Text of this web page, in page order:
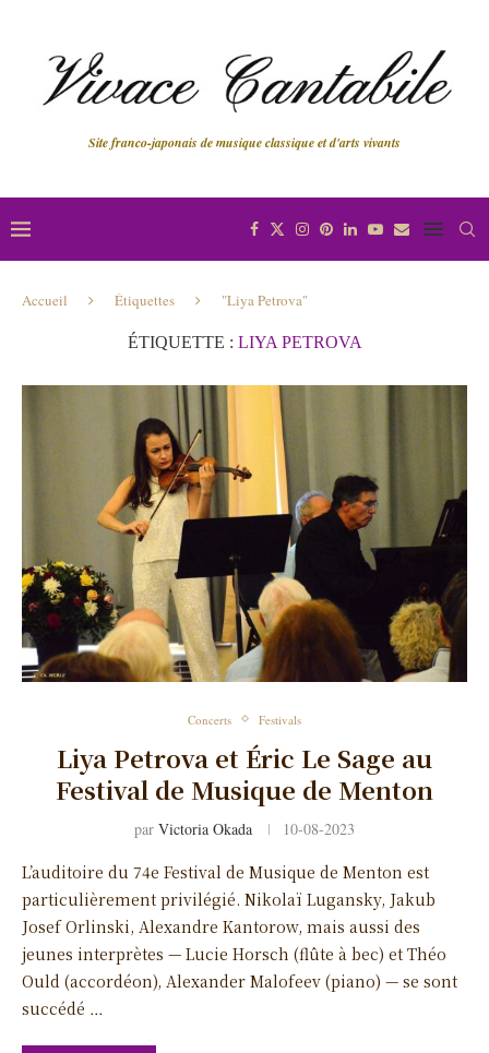
Site franco-japonais de musique classique et d'arts vivants
Accueil Étiquettes "Liya Petrova"
ÉTIQUETTE : LIYA PETROVA
Concerts Festivals
Liya Petrova et Éric Le Sage au
Festival de Musique de Menton
par Victoria Okada 10-08-2023
L’auditoire du 74e Festival de Musique de Menton est
particulièrement privilégié. Nikolaï Lugansky, Jakub
Josef Orlinski, Alexandre Kantorow, mais aussi des
jeunes interprètes — Lucie Horsch (flûte à bec) et Théo
Ould (accordéon), Alexander Malofeev (piano) — se sont
succédé …